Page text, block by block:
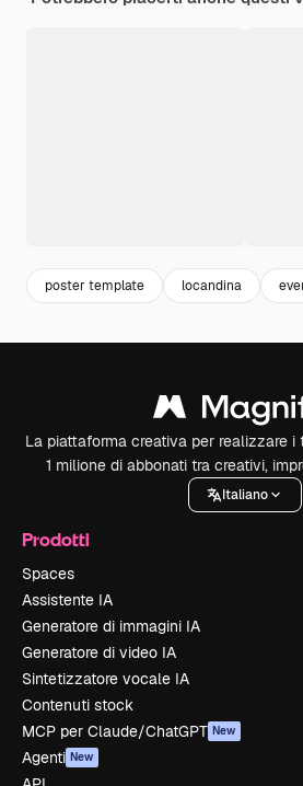
poster template locandina
La piattaforma creativa per realizzare i
1 milione di abbonati tra creativi,
Italiano
Prodotti
Spaces
Assistente IA
Generatore di immagini IA
Generatore di video IA
Sintetizzatore vocale IA
Contenuti stock
MCP per Claude/ChatGPT New
Agenti New